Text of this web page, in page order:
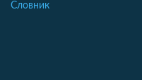
Словник